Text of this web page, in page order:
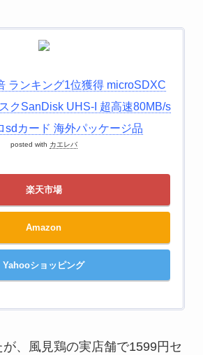
ランキング1位獲得 microSDXC
クSanDisk UHS-I 超高速80MB/s
sdカード 海外パッケージ品
posted with カエレバ
楽天市場
Amazon
Yahooショッピング
、風見鶏の実店舗で1599円セ